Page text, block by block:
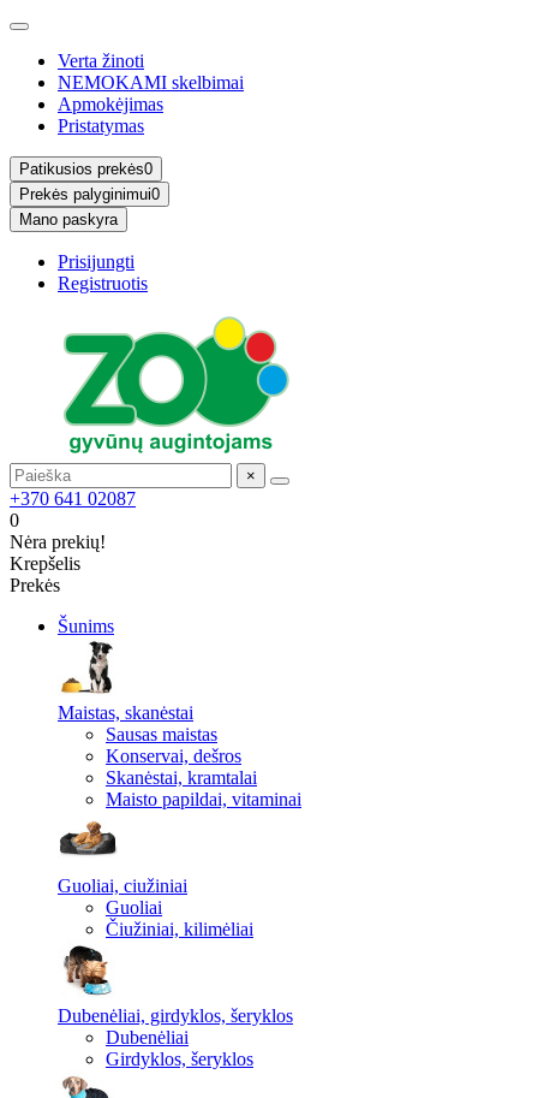
Verta žinoti
NEMOKAMI skelbimai
Apmokėjimas
Pristatymas
Patikusios prekės0
Prekės palyginimui0
Mano paskyra
Prisijungti
Registruotis
×
+370 641 02087
0
Nėra prekių!
Krepšelis
Prekės
Šunims
Maistas, skanėstai
Sausas maistas
Konservai, dešros
Skanėstai, kramtalai
Maisto papildai, vitaminai
Guoliai, ciužiniai
Guoliai
Čiužiniai, kilimėliai
Dubenėliai, girdyklos, šeryklos
Dubenėliai
Girdyklos, šeryklos